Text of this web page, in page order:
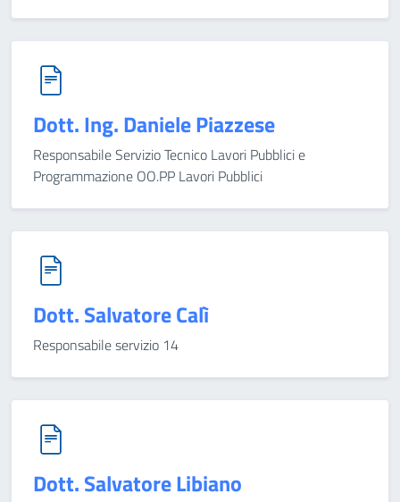
Dott. Ing. Daniele Piazzese
Responsabile Servizio Tecnico Lavori Pubblici e
Programmazione OO.PP Lavori Pubblici
Dott. Salvatore Calì
Responsabile servizio 14
Dott. Salvatore Libiano